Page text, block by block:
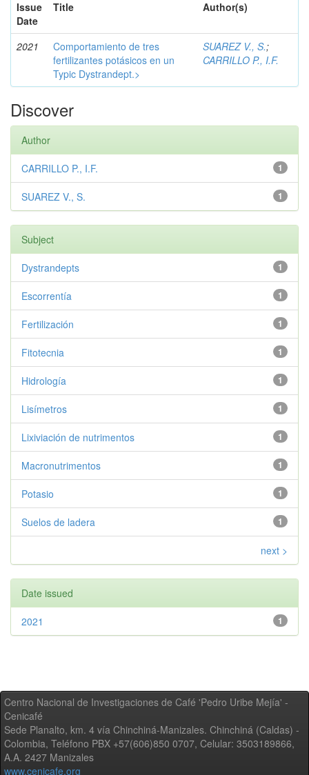
Issue
Date
Title Author(s)
2021
Comportamiento de tres
fertilizantes potásicos en un
Typic Dystrandept.>
SUAREZ V., S.;
CARRILLO P., I.F.
Discover
Author
1
CARRILLO P., I.F.
1
SUAREZ V., S.
Subject
1
Dystrandepts
1
Escorrentía
1
Fertilización
1
Fitotecnia
1
Hidrología
1
Lisímetros
1
Lixiviación de nutrimentos
1
Macronutrimentos
1
Potasio
1
Suelos de ladera
next >
Date issued
1
2021
Centro Nacional de Investigaciones de Café 'Pedro Uribe Mejía' -
Cenicafé
Sede Planalto, km. 4 vía Chinchiná-Manizales. Chinchiná (Caldas) -
Colombia, Teléfono PBX +57(606)850 0707, Celular: 3503189866,
A.A. 2427 Manizales
www.cenicafe.org